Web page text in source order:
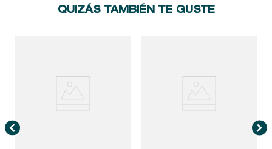
QUIZÁS TAMBIÉN TE GUSTE